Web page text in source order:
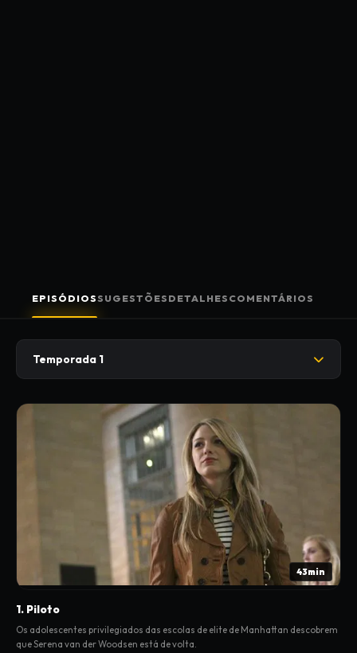
EPISÓDIOSSUGESTÕES DETALHES COMENTÁRIOS
Temporada 1
43min
1. Piloto
Os adolescentes privilegiados das escolas de elite de Manhattan descobrem
que Serena van der Woodsen está de volta.